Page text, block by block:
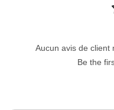
Aucun avis de client
Be the